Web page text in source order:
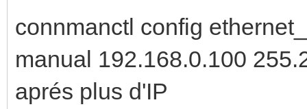
connmanctl config
manual 192.168.0.100
aprés plus d'IP